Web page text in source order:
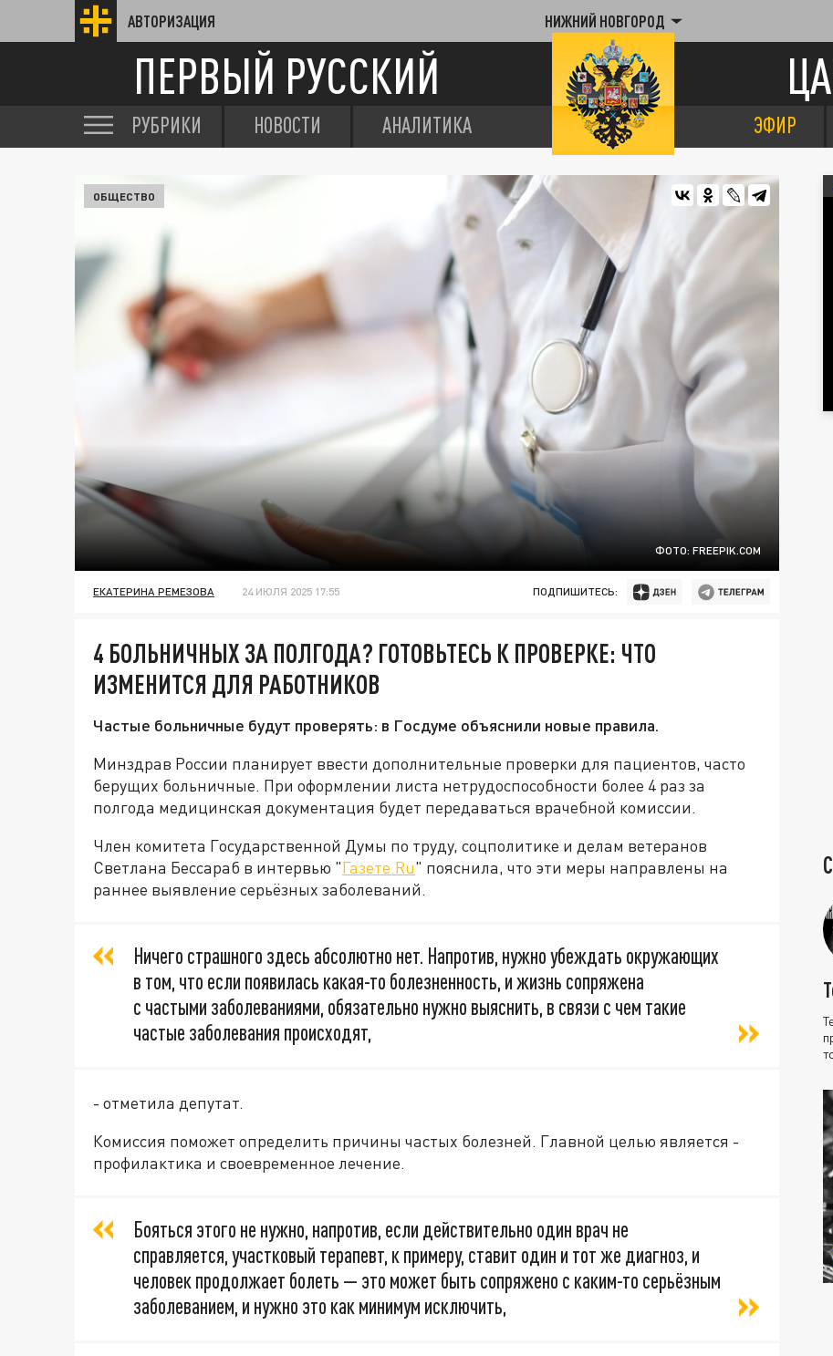
АВТОРИЗАЦИЯ НИЖНИЙ НОВГОРОД
ПЕРВЫЙ РУССКИЙ
РУБРИКИ НОВОСТИ АНАЛИТИКА ЭФИР
ФОТО: FREEPIK.COM
ОБЩЕСТВО
ЕКАТЕРИНА РЕМЕЗОВА 24 ИЮЛЯ 2025 17:55 ПОДПИШИТЕСЬ:
4 БОЛЬНИЧНЫХ ЗА ПОЛГОДА? ГОТОВЬТЕСЬ К ПРОВЕРКЕ: ЧТО
ИЗМЕНИТСЯ ДЛЯ РАБОТНИКОВ
Частые больничные будут проверять: в Госдуме объяснили новые правила.
Минздрав России планирует ввести дополнительные проверки для пациентов, часто
берущих больничные. При оформлении листа нетрудоспособности более 4 раз за
полгода медицинская документация будет передаваться врачебной комиссии.
Член комитета Государственной Думы по труду, соцполитике и делам ветеранов
Светлана Бессараб в интервью "Газете.Ru" пояснила, что эти меры направлены на
раннее выявление серьёзных заболеваний.
Ничего страшного здесь абсолютно нет. Напротив, нужно убеждать окружающих
в том, что если появилась какая-то болезненность, и жизнь сопряжена
с частыми заболеваниями, обязательно нужно выяснить, в связи с чем такие
частые заболевания происходят,
- отметила депутат.
Комиссия поможет определить причины частых болезней. Главной целью является -
профилактика и своевременное лечение.
Бояться этого не нужно, напротив, если действительно один врач не
справляется, участковый терапевт, к примеру, ставит один и тот же диагноз, и
человек продолжает болеть — это может быть сопряжено с каким-то серьёзным
заболеванием, и нужно это как минимум исключить,